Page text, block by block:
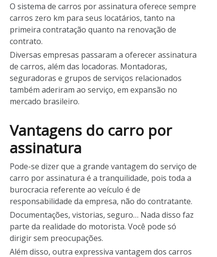
O sistema de carros por assinatura oferece sempre
carros zero km para seus locatários, tanto na
primeira contratação quanto na renovação de
contrato.
Diversas empresas passaram a oferecer assinatura
de carros, além das locadoras. Montadoras,
seguradoras e grupos de serviços relacionados
também aderiram ao serviço, em expansão no
mercado brasileiro.
Vantagens do carro por
assinatura
Pode-se dizer que a grande vantagem do serviço de
carro por assinatura é a tranquilidade, pois toda a
burocracia referente ao veículo é de
responsabilidade da empresa, não do contratante.
Documentações, vistorias, seguro… Nada disso faz
parte da realidade do motorista. Você pode só
dirigir sem preocupações.
Além disso, outra expressiva vantagem dos carros